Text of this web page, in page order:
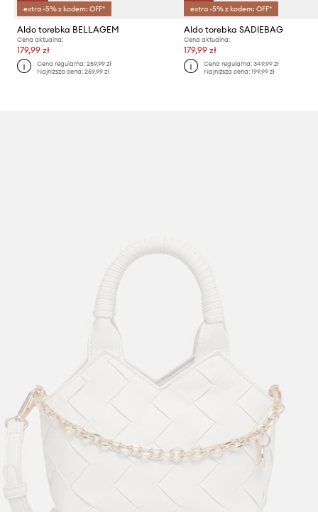
extra -5% z kodem: OFF*
Aldo torebka BELLAGEM
Cena aktualna:
179,99 zł
Cena regularna:259,99 zł
Najniższa cena:259,99 zł
extra -5% z kodem: OFF*
Aldo torebka SADIEBAG
Cena aktualna:
179,99 zł
Cena regularna: 349,99 zł
Najniższa cena: 199,99 zł